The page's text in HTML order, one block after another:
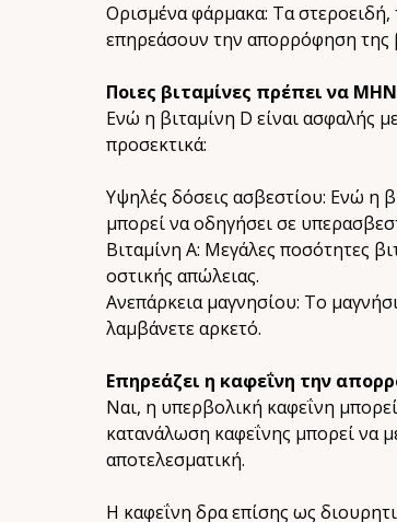
Ορισμένα φάρμακα: Τα
επηρεάσουν την απορρόφηση της
Ποιες βιταμίνες πρέπει να
Ενώ η βιταμίνη D είναι ασφαλής
προσεκτικά:
Υψηλές δόσεις ασβεστίου: Ενώ η
μπορεί να οδηγήσει σε
Βιταμίνη Α: Μεγάλες ποσότητες
οστικής απώλειας.
Ανεπάρκεια μαγνησίου: Το
λαμβάνετε αρκετό.
Επηρεάζει η καφεΐνη την
Ναι, η υπερβολική καφεΐνη
κατανάλωση καφεΐνης μπορεί να
αποτελεσματική.
Η καφεΐνη δρα επίσης ως